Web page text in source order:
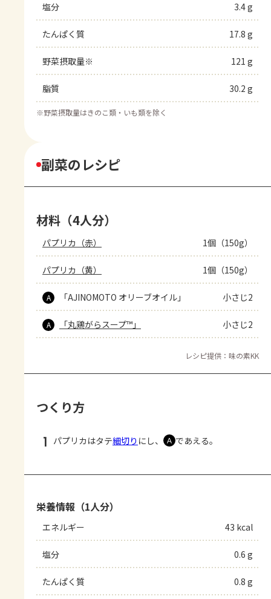
塩分 3.4 g
たんぱく質 17.8 g
野菜摂取量※ 121 g
脂質 30.2 g
※野菜摂取量はきのこ類・いも類を除く
副菜のレシピ
材料（4人分）
パプリカ（赤） 1個（150g）
パプリカ（黄） 1個（150g）
A 「AJINOMOTO オリーブオイル」 小さじ2
A 「丸鶏がらスープ™」 小さじ2
レシピ提供：味の素KK
つくり方
1 パプリカはタテ細切り にし、 Ａ であえる。
栄養情報（1人分）
エネルギー 43 kcal
塩分 0.6 g
たんぱく質 0.8 g